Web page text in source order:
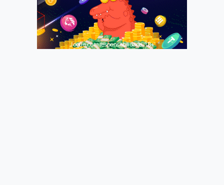
Jogue com responsabilidade. 18+